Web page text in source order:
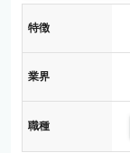
特徴
業界
職種